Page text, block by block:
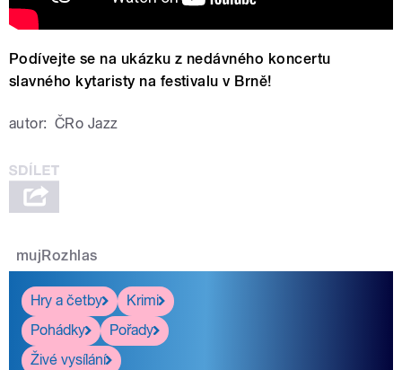
Podívejte se na ukázku z nedávného koncertu
slavného kytaristy na festivalu v Brně!
autor: ČRo Jazz
mujRozhlas
Hry a četby
Krimi
Pohádky
Pořady
Živé vysílání